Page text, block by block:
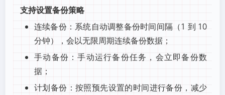
支持设置备份策略
连续备份：系统自动调整备份时间间隔（1 到 10
分钟），会以无限周期连续备份数据；
手动备份：手动运行备份任务，会立即备份数
据；
计划备份：按照预先设置的时间进行备份，减少